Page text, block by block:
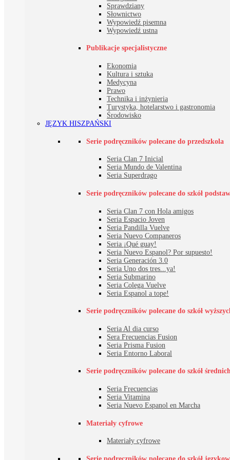
Sprawdziany
Słownictwo
Wypowiedź pisemna
Wypowiedź ustna
Publikacje specjalistyczne
Ekonomia
Kultura i sztuka
Medycyna
Prawo
Technika i inżynieria
Turystyka, hotelarstwo i gastronomia
Środowisko
JĘZYK HISZPAŃSKI
Serie podręczników polecane do przedszkola
Seria Clan 7 Inicial
Seria Mundo de Valentina
Seria Superdrago
Serie podręczników polecane do szkół
Seria Clan 7 con Hola amigos
Seria Espacio Joven
Seria Pandilla Vuelve
Seria Nuevo Companeros
Seria ¡Qué guay!
Seria Nuevo Espanol? Por supuesto!
Seria Generación 3.0
Seria Uno dos tres...ya!
Seria Submarino
Seria Colega Vuelve
Seria Espanol a tope!
Serie podręczników polecane do szkół
Seria Al dia curso
Sera Frecuencias Fusion
Seria Prisma Fusion
Seria Entorno Laboral
Serie podręczników polecane do szkół
Seria Frecuencias
Seria Vitamina
Seria Nuevo Espanol en Marcha
Materiały cyfrowe
Materiały cyfrowe